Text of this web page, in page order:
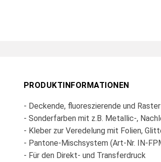
PRODUKTINFORMATIONEN
- Deckende, fluoreszierende und
- Sonderfarben mit z.B. Metallic-,
- Kleber zur Veredelung mit Folien,
- Pantone-Mischsystem (Art-Nr. IN-
- Für den Direkt- und Transferdruck